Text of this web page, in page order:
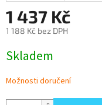
1 437 Kč
1 188 Kč bez DPH
cena:
Skladem
Možnosti doručení